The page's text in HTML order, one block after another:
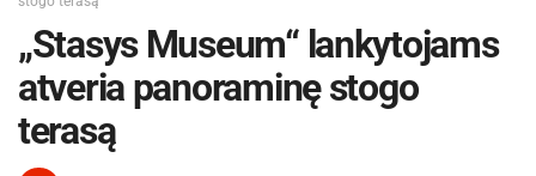
„Stasys Museum“ lankytojams
atveria panoraminę stogo
terasą